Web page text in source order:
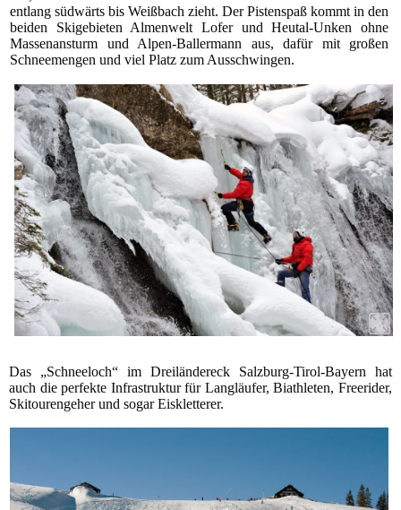
entlang südwärts bis Weißbach zieht. Der Pistenspaß kommt in den
beiden Skigebieten Almenwelt Lofer und Heutal-Unken ohne
Massenansturm und Alpen-Ballermann aus, dafür mit großen
Schneemengen und viel Platz zum Ausschwingen.
Das „Schneeloch“ im Dreiländereck Salzburg-Tirol-Bayern hat
auch die perfekte Infrastruktur für Langläufer, Biathleten, Freerider,
Skitourengeher und sogar Eiskletterer.